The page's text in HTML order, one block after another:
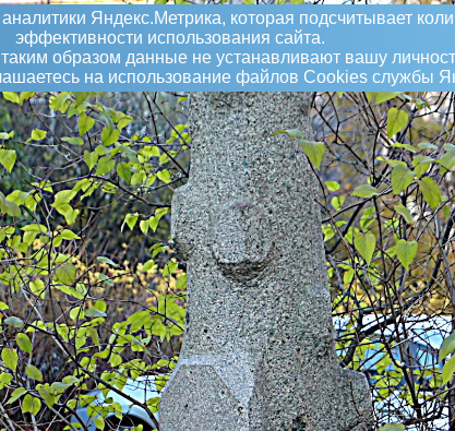
Яндекс.Метрика, которая подсчитывает
эффективности использования сайта.
образом данные не устанавливают вашу
на использование файлов Сookies службы